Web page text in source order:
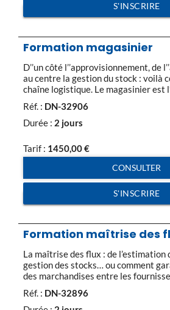
S'INSCRIRE
Formation magasinier
D’’un côté l’’approvisionnement, de
au centre la gestion du stock : voilà
chaîne logistique. Le magasinier est
délais, rigoureux dans le contrôle des
la responsabilité de la réception, du
Réf. : DN-32906
Durée : 2 jours
Tarif : 1450,00€
CONSULTER
S'INSCRIRE
Formation maîtrise des
La maîtrise des flux : de l’estimation
gestion des stocks… ou comment
des marchandises entre les
nécessaires, de la date requise et
Réf. : DN-32896